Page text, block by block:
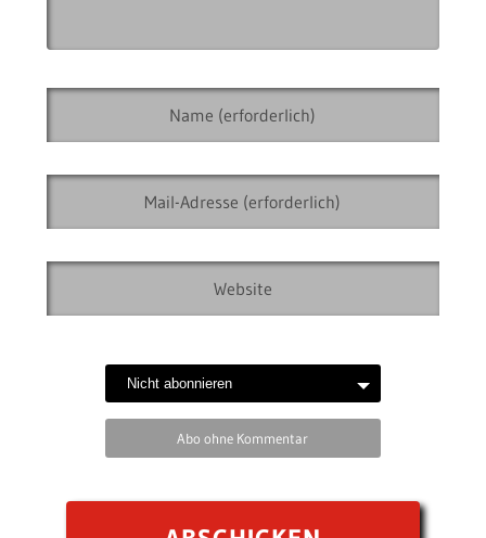
Abo ohne Kommentar